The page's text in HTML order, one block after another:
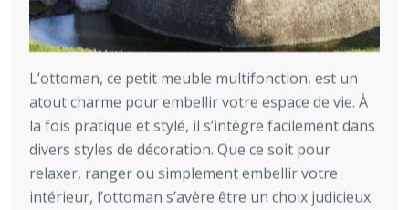
L’ottoman, ce petit meuble multifonction, est un
atout charme pour embellir votre espace de vie. À
la fois pratique et stylé, il s’intègre facilement dans
divers styles de décoration. Que ce soit pour
relaxer, ranger ou simplement embellir votre
intérieur, l’ottoman s’avère être un choix judicieux.